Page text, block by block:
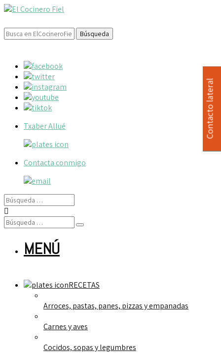
Buscar:
Txaber Allué
Contacta conmigo
MENÚ
RECETAS
Arroces, pastas, panes, pizzas y empanadas
Carnes y aves
Cocidos, sopas y legumbres
Contacto lateral